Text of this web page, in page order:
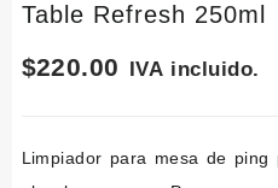
Table Refresh 250ml
$220.00 IVA incluido.
Limpiador para mesa de